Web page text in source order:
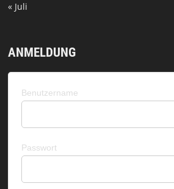
« Juli
ANMELDUNG
Benutzername
Passwort